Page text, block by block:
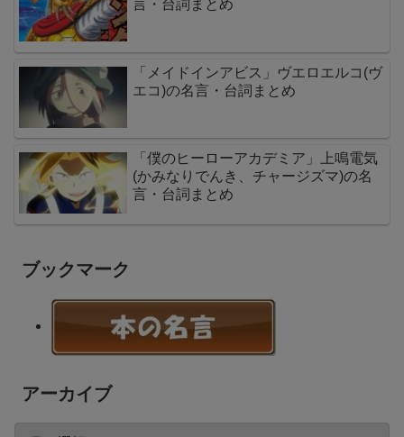
言・台詞まとめ
「メイドインアビス」ヴエロエルコ(ヴ
エコ)の名言・台詞まとめ
「僕のヒーローアカデミア」上鳴電気
(かみなりでんき、チャージズマ)の名
言・台詞まとめ
ブックマーク
アーカイブ